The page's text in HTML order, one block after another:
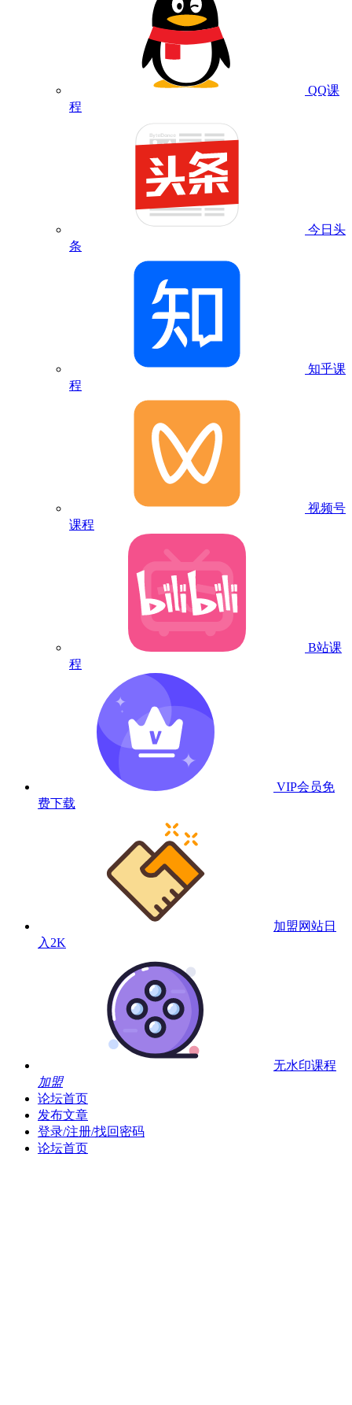
QQ课
程
今日头
条
知乎课
程
视频号
课程
B站课
程
VIP会员免
费下载
加盟网站日
入2K
无水印课程
加盟
论坛首页
发布文章
登录/注册/找回密码
论坛首页